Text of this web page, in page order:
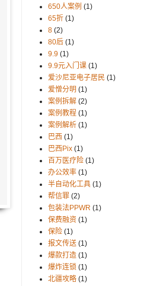
650人案例 (1)
65折 (1)
8 (2)
80后 (1)
9.9 (1)
9.9元入门课 (1)
爱沙尼亚电子居民 (1)
爱憎分明 (1)
案例拆解 (2)
案例教程 (1)
案例解析 (1)
巴西 (1)
巴西Pix (1)
百万医疗险 (1)
办公效率 (1)
半自动化工具 (1)
帮信罪 (2)
包装法PPWR (1)
保费融资 (1)
保险 (1)
报文传送 (1)
爆款打造 (1)
爆炸连锁 (1)
北疆攻略 (1)